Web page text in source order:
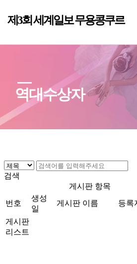
제3회 세계일보 무용콩쿠르
대회요강
참가신청
공지사항
역대수상자